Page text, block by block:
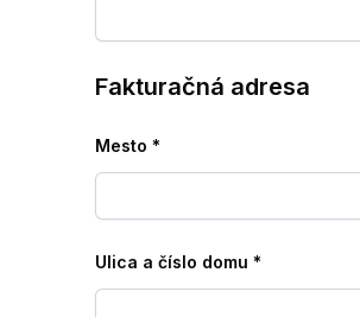
Fakturačná adresa
Mesto *
Ulica a číslo domu *